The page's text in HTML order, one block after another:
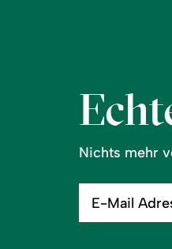
Nichts mehr
Mail
eingeben